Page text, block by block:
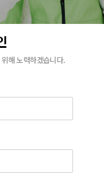
해 노력하겠습니다.